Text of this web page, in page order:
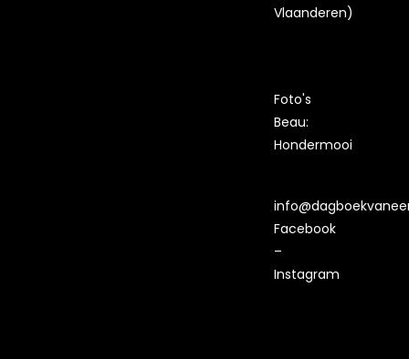
Vlaanderen)
Foto's
Beau:
Hondermooi
Facebook
–
Instagram